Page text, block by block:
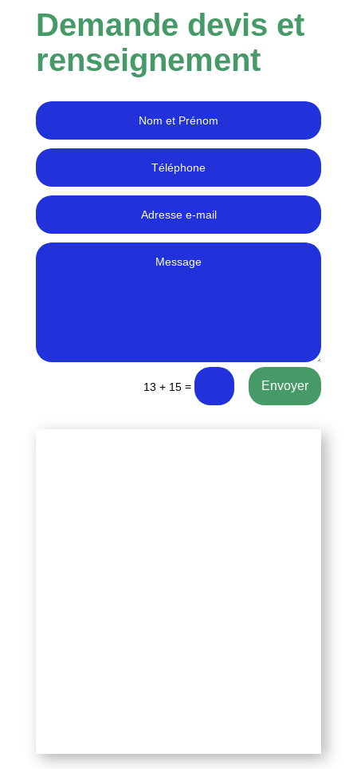
Demande devis et
renseignement
13 + 15 = Envoyer